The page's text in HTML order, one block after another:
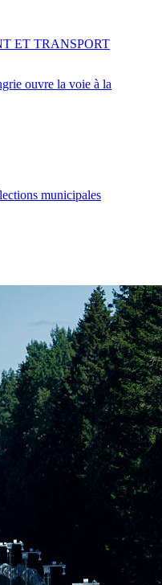
ouvre la voie à la
ET TRANSPORT
municipales